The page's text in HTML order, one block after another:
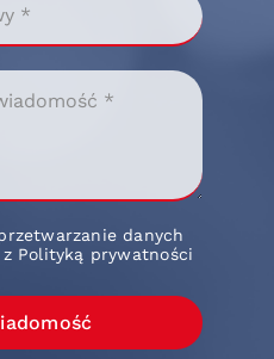
danych
Polityką prywatności